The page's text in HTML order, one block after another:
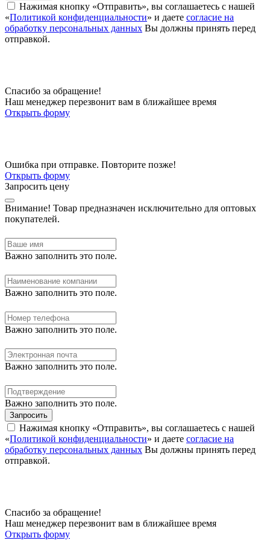
Нажимая кнопку «Отправить», вы соглашаетесь с нашей
«Политикой конфиденциальности» и даете согласие на
обработку персональных данных Вы должны принять перед
отправкой.
Спасибо за обращение!
Наш менеджер перезвонит вам в ближайшее время
Открыть форму
Ошибка при отправке. Повторите позже!
Открыть форму
Запросить цену
Внимание! Товар предназначен исключительно для оптовых
покупателей.
Важно заполнить это поле.
Важно заполнить это поле.
Важно заполнить это поле.
Важно заполнить это поле.
Важно заполнить это поле.
Запросить
Нажимая кнопку «Отправить», вы соглашаетесь с нашей
«Политикой конфиденциальности» и даете согласие на
обработку персональных данных Вы должны принять перед
отправкой.
Спасибо за обращение!
Наш менеджер перезвонит вам в ближайшее время
Открыть форму